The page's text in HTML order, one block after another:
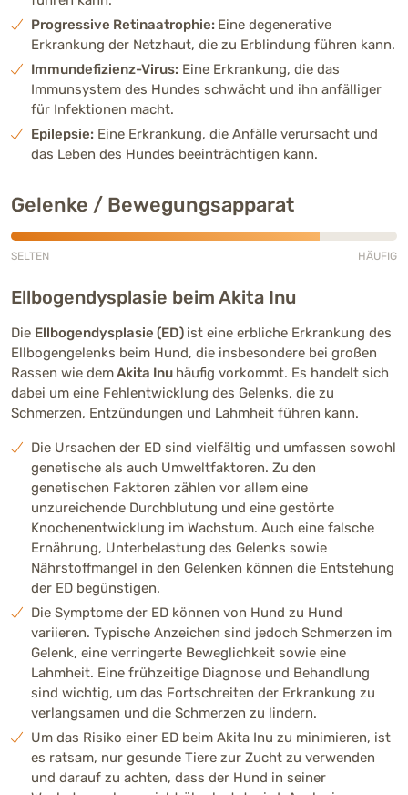
Gesundheit
Rassetypisch können Hüftdysplasie,
Autoimmunerkrankungen sowie
Schilddrüsenerkrankungen auftreten.
Sorgfältige Zucht und regelmäßige Kontrollen
gelten als wichtig.
10 – 12 Jahre
1500 - 2500 €
Progressive Retinaatrophie: Eine degenerative
Erkrankung der Netzhaut, die zu Erblindung führen kann.
Immundefizienz-Virus: Eine Erkrankung, die das
Immunsystem des Hundes schwächt und ihn anfälliger
für Infektionen macht.
Epilepsie: Eine Erkrankung, die Anfälle verursacht und
das Leben des Hundes beeinträchtigen kann.
Gelenke / Bewegungsapparat
SELTEN HÄUFIG
Ellbogendysplasie beim Akita Inu
Die Ellbogendysplasie (ED) ist eine erbliche Erkrankung des
Ellbogengelenks beim Hund, die insbesondere bei großen
Rassen wie demAkita Inu häufig vorkommt. Es handelt sich
dabei um eine Fehlentwicklung des Gelenks, die zu
Schmerzen, Entzündungen und Lahmheit führen kann.
Die Ursachen der ED sind vielfältig und umfassen sowohl
genetische als auch Umweltfaktoren. Zu den
genetischen Faktoren zählen vor allem eine
unzureichende Durchblutung und eine gestörte
Knochenentwicklung im Wachstum. Auch eine falsche
Ernährung, Unterbelastung des Gelenks sowie
Nährstoffmangel in den Gelenken können die Entstehung
der ED begünstigen.
Die Symptome der ED können von Hund zu Hund
variieren. Typische Anzeichen sind jedoch Schmerzen im
Gelenk, eine verringerte Beweglichkeit sowie eine
Lahmheit. Eine frühzeitige Diagnose und Behandlung
sind wichtig, um das Fortschreiten der Erkrankung zu
verlangsamen und die Schmerzen zu lindern.
Um das Risiko einer ED beim Akita Inu zu minimieren, ist
es ratsam, nur gesunde Tiere zur Zucht zu verwenden
und darauf zu achten, dass der Hund in seiner